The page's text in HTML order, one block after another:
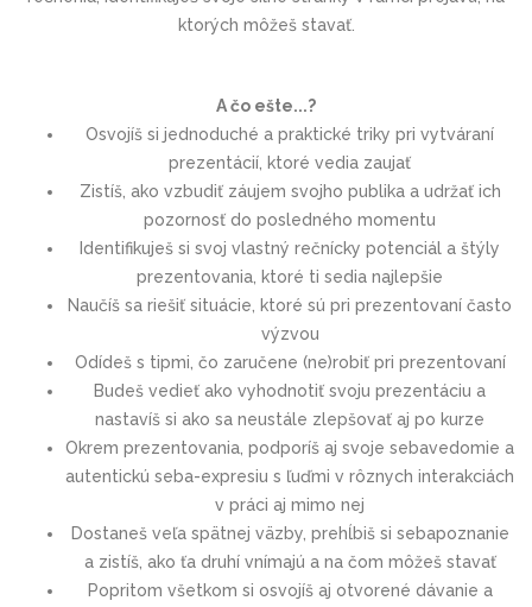
ktorých môžeš stavať.
A čo ešte...?
Osvojíš si jednoduché a praktické triky pri vytváraní
prezentácií, ktoré vedia zaujať
Zistíš, ako vzbudiť záujem svojho publika a udržať ich
pozornosť do posledného momentu
Identifikuješ si svoj vlastný rečnícky potenciál a štýly
prezentovania, ktoré ti sedia najlepšie
Naučíš sa riešiť situácie, ktoré sú pri prezentovaní často
výzvou
Odídeš s tipmi, čo zaručene (ne)robiť pri prezentovaní
Budeš vedieť ako vyhodnotiť svoju prezentáciu a
nastavíš si ako sa neustále zlepšovať aj po kurze
Okrem prezentovania, podporíš aj svoje sebavedomie a
autentickú seba-expresiu s ľuďmi v rôznych interakciách
v práci aj mimo nej
Dostaneš veľa spätnej väzby, prehĺbiš si sebapoznanie
a zistíš, ako ťa druhí vnímajú a na čom môžeš stavať
Popritom všetkom si osvojíš aj otvorené dávanie a